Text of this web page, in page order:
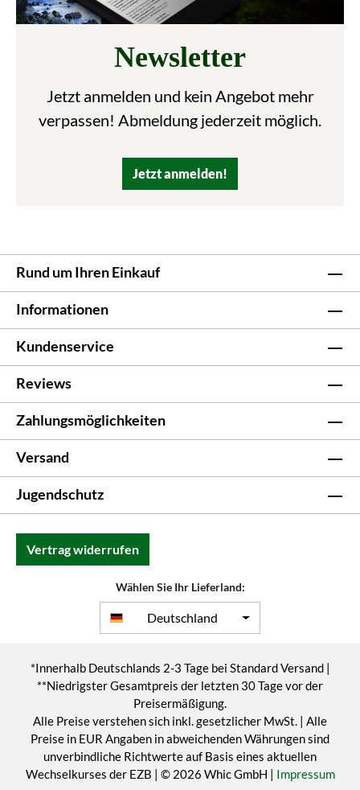
Newsletter
Jetzt anmelden und kein Angebot mehr
verpassen! Abmeldung jederzeit möglich.
Jetzt anmelden!
Rund um Ihren Einkauf
Informationen
Kundenservice
Reviews
Zahlungsmöglichkeiten
Versand
Jugendschutz
Vertrag widerrufen
Wählen Sie Ihr Lieferland:
Deutschland
*Innerhalb Deutschlands 2-3 Tage bei Standard Versand |
**Niedrigster Gesamtpreis der letzten 30 Tage vor der
Preisermäßigung.
Alle Preise verstehen sich inkl. gesetzlicher MwSt. | Alle
Preise in EUR Angaben in abweichenden Währungen sind
unverbindliche Richtwerte auf Basis eines aktuellen
Wechselkurses der EZB | © 2026 Whic GmbH | Impressum